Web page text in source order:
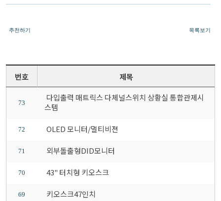
추천하기 목록보기
번호 제목
73
다입출력 매트릭스 다체널스위치 상황실 통합관제시
스템
72 OLED 모니터/멀티비젼
71 외부돌출형DID모니터
70 43" 터치형 키오스크
69 키오스크47인치